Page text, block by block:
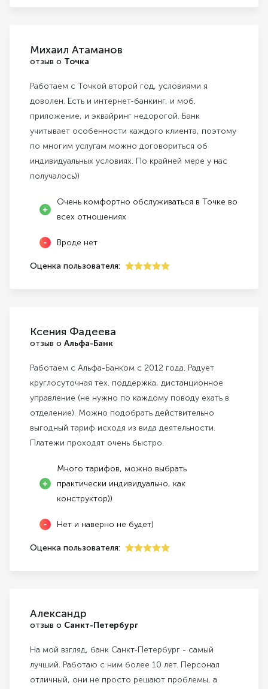
Михаил Атаманов
отзыв о Точка
Работаем с Точкой второй год, условиями я
доволен. Есть и интернет-банкинг, и моб.
приложение, и эквайринг недорогой. Банк
учитывает особенности каждого клиента, поэтому
по многим услугам можно договориться об
индивидуальных условиях. По крайней мере у нас
получалось))
Очень комфортно обслуживаться в Точке во
всех отношениях
Вроде нет
Оценка пользователя:
Ксения Фадеева
отзыв о Альфа-Банк
Работаем с Альфа-Банком с 2012 года. Радует
круглосуточная тех. поддержка, дистанционное
управление (не нужно по каждому поводу ехать в
отделение). Можно подобрать действительно
выгодный тариф исходя из вида деятельности.
Платежи проходят очень быстро.
Много тарифов, можно выбрать
практически индивидуально, как
конструктор))
Нет и наверно не будет)
Оценка пользователя:
Александр
отзыв о Санкт-Петербург
На мой взгляд, банк Санкт-Петербург - самый
лучший. Работаю с ним более 10 лет. Персонал
отличный, они не просто решают проблемы, а